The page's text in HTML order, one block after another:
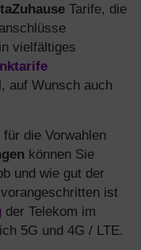
Tarife, die
vielfältiges
auf Wunsch auch
die Vorwahlen
können Sie
und wie gut der
ist
der Telekom im
5G und 4G / LTE.